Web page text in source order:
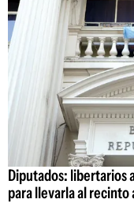
Diputados: libertarios
para llevarla al recinto